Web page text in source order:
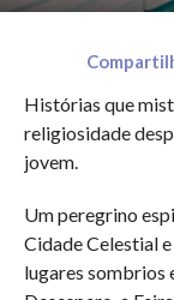
Histórias que
religiosidade
jovem.
Um peregrino
Cidade Celestial
lugares sombrios